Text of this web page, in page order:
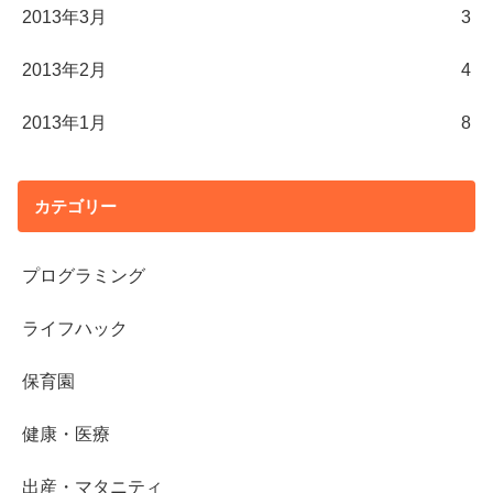
2013年3月 3
2013年2月 4
2013年1月 8
カテゴリー
プログラミング
ライフハック
保育園
健康・医療
出産・マタニティ